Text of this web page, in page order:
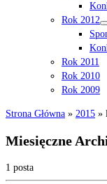
Rok 2012
Rok 2011
Rok 2010
Rok 2009
Strona Główna » 2015 »
Miesięczne
1 posta